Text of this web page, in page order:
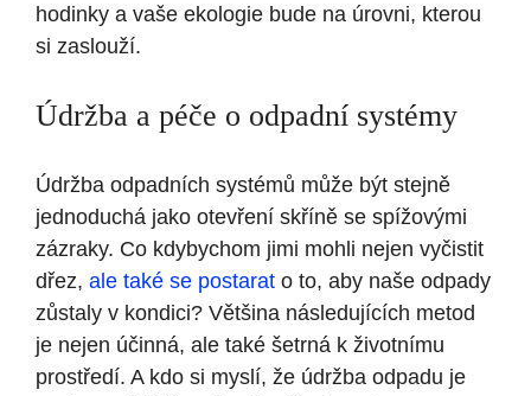
hodinky a vaše ekologie bude na úrovni, kterou
si zaslouží.
Údržba a péče o odpadní systémy
Údržba odpadních systémů může být stejně
jednoduchá jako otevření skříně se spížovými
zázraky. Co kdybychom jimi mohli nejen vyčistit
dřez, ale také se postarat o to, aby naše odpady
zůstaly v kondici? Většina následujících metod
je nejen účinná, ale také šetrná k životnímu
prostředí. A kdo si myslí, že údržba odpadu je